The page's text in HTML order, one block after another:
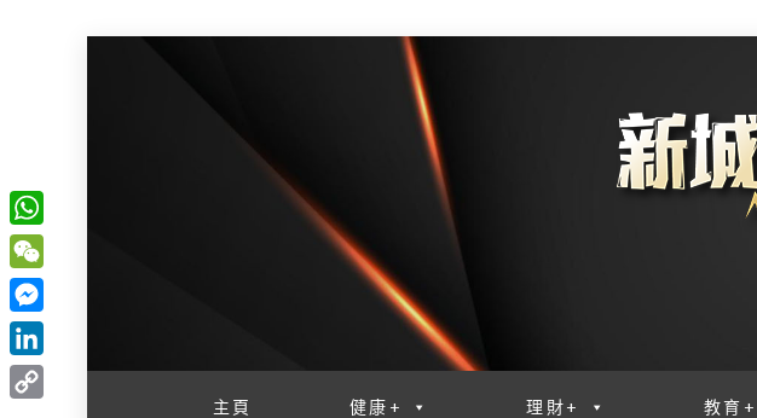
主頁 健康+ 理財+ 教育+
W
h
a
t
s
W
e
C
h
M
e
s
L
i